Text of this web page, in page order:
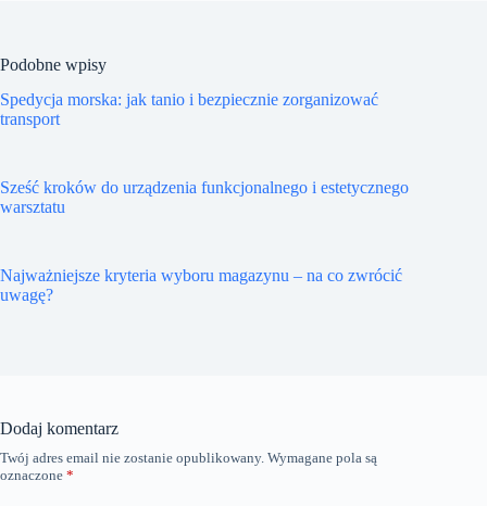
Podobne wpisy
Spedycja morska: jak tanio i bezpiecznie zorganizować
transport
Sześć kroków do urządzenia funkcjonalnego i estetycznego
warsztatu
Najważniejsze kryteria wyboru magazynu – na co zwrócić
uwagę?
Dodaj komentarz
Twój adres email nie zostanie opublikowany. Wymagane pola są
oznaczone *